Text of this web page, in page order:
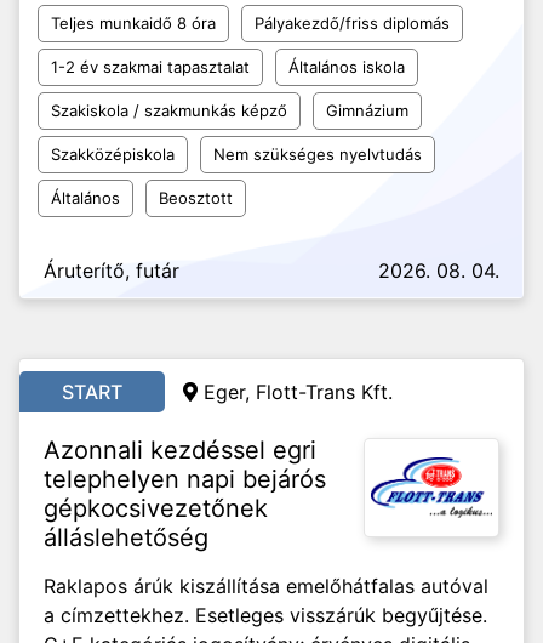
Teljes munkaidő 8 óra Pályakezdő/friss diplomás
1-2 év szakmai tapasztalat Általános iskola
Szakiskola / szakmunkás képző Gimnázium
Szakközépiskola Nem szükséges nyelvtudás
Általános Beosztott
Áruterítő, futár 2026. 08. 04.
START Eger, Flott-Trans Kft.
Azonnali kezdéssel egri
telephelyen napi bejárós
gépkocsivezetőnek
álláslehetőség
Raklapos árúk kiszállítása emelőhátfalas autóval
a címzettekhez. Esetleges visszárúk begyűjtése.